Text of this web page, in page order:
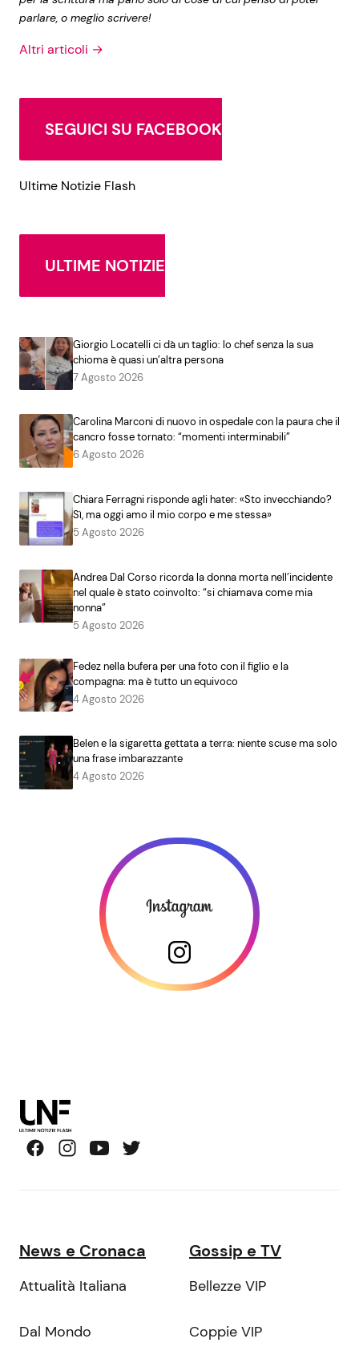
parlare, o meglio scrivere!
Altri articoli →
SEGUICI SU FACEBOOK
Ultime Notizie Flash
ULTIME NOTIZIE
Giorgio Locatelli ci dà un taglio: lo chef senza la sua
chioma è quasi un’altra persona
7 Agosto 2026
Carolina Marconi di nuovo in ospedale con la paura che il
cancro fosse tornato: “momenti interminabili”
6 Agosto 2026
Chiara Ferragni risponde agli hater: «Sto invecchiando?
Sì, ma oggi amo il mio corpo e me stessa»
5 Agosto 2026
Andrea Dal Corso ricorda la donna morta nell’incidente
nel quale è stato coinvolto: “si chiamava come mia
nonna”
5 Agosto 2026
Fedez nella bufera per una foto con il figlio e la
compagna: ma è tutto un equivoco
4 Agosto 2026
Belen e la sigaretta gettata a terra: niente scuse ma solo
una frase imbarazzante
4 Agosto 2026
News e Cronaca
Attualità Italiana
Dal Mondo
Gossip e TV
Bellezze VIP
Coppie VIP